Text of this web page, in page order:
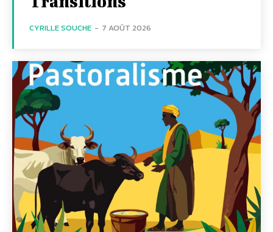
CYRILLE SOUCHE - 7 AOÛT 2026